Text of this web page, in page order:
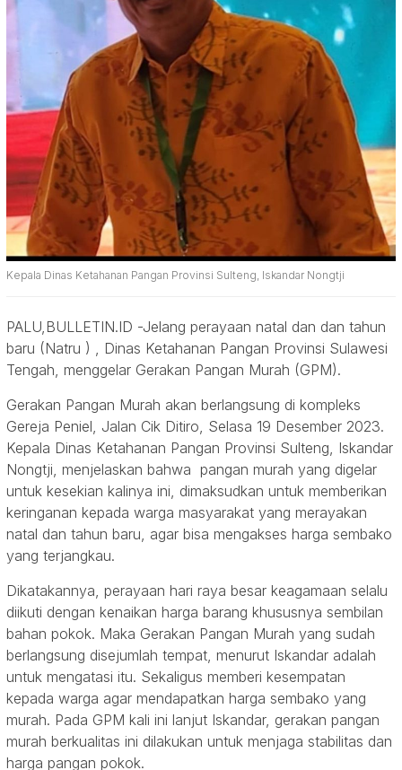
Kepala Dinas Ketahanan Pangan Provinsi Sulteng, Iskandar Nongtji
PALU,BULLETIN.ID -Jelang perayaan natal dan dan tahun
baru (Natru ) , Dinas Ketahanan Pangan Provinsi Sulawesi
Tengah, menggelar Gerakan Pangan Murah (GPM).
Gerakan Pangan Murah akan berlangsung di kompleks
Gereja Peniel, Jalan Cik Ditiro, Selasa 19 Desember 2023.
Kepala Dinas Ketahanan Pangan Provinsi Sulteng, Iskandar
Nongtji, menjelaskan bahwa pangan murah yang digelar
untuk kesekian kalinya ini, dimaksudkan untuk memberikan
keringanan kepada warga masyarakat yang merayakan
natal dan tahun baru, agar bisa mengakses harga sembako
yang terjangkau.
Dikatakannya, perayaan hari raya besar keagamaan selalu
diikuti dengan kenaikan harga barang khususnya sembilan
bahan pokok. Maka Gerakan Pangan Murah yang sudah
berlangsung disejumlah tempat, menurut Iskandar adalah
untuk mengatasi itu. Sekaligus memberi kesempatan
kepada warga agar mendapatkan harga sembako yang
murah. Pada GPM kali ini lanjut Iskandar, gerakan pangan
murah berkualitas ini dilakukan untuk menjaga stabilitas dan
harga pangan pokok.